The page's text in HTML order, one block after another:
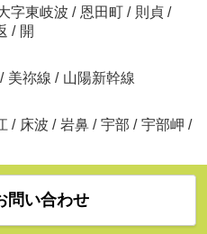
字東岐波 / 恩田町 / 則貞 /
/ 開
/ 美祢線 / 山陽新幹線
/ 床波 / 岩鼻 / 宇部 / 宇部岬 /
問い合わせ